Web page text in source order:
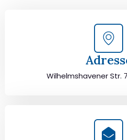
Wilhelmshavener Str.